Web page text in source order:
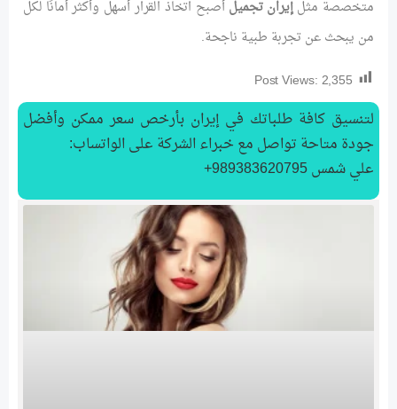
متخصصة مثلإيران تجميلأصبح اتخاذ القرار أسهل وأكثر أمانًا لكل
من يبحث عن تجربة طبية ناجحة.
Post Views:2,355
لتنسیق كافة طلباتك في إيران بأرخص سعر ممكن وأفضل
جودة متاحة تواصل مع خبراء الشركة على الواتساب:
علي شمس 989383620795+